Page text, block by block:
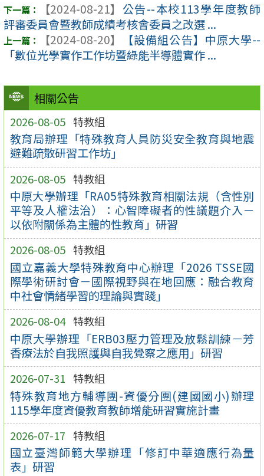
相關公告
2026-08-05 特教組
教育局辦理「特殊教育人員防災安全教育與地震
避難疏散研習工作坊」
2026-08-05 特教組
中原大學辦理「RA05特殊教育相關法規（含性別
平等及人權法治）：心智障礙者的性議題介入－
以依附關係為主體的性教育」研習
2026-08-05 特教組
國立嘉義大學特殊教育中心辦理「2026 TSSE國
際學術研討會－國際視野與在地回應：融合教育
中社會情緒學習的理論與實踐」
2026-08-04 特教組
中原大學辦理「ERB03壓力管理及放鬆訓練－芳
香療法於自我照護與自我覺察之應用」研習
2026-07-31 特教組
特殊教育地方輔導團-資優分團(建國國小)辦理
115學年度資優教育教師增能研習實施計畫
2026-07-17 特教組
國立臺灣師範大學辦理「修訂中華適應行為量
表」研習
【2024-08-21】 公告--本校113學年度教師
評審委員會暨教師成績考核會委員之改選 ...
【2024-08-20】
【設備組公告】中原大學--
「數位光學實作工作坊暨綠能半導體實作 ...